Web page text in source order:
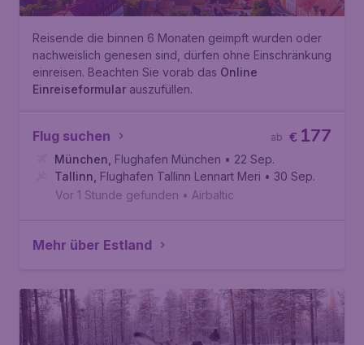
Reisende die binnen 6 Monaten geimpft wurden oder
nachweislich genesen sind, dürfen ohne Einschränkung
einreisen. Beachten Sie vorab das Online
Einreiseformular auszufüllen.
Flug suchen € 177
ab
München Flughafen München • 22 Sep.
Tallinn Flughafen Tallinn Lennart Meri • 30 Sep.
Vor 1 Stunde gefunden • Airbaltic
Mehr über Estland